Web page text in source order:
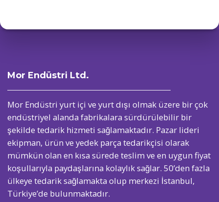
Mor Endüstri Ltd.
Mor Endüstri yurt içi ve yurt dışı olmak üzere bir çok
endüstriyel alanda fabrikalara sürdürülebilir bir
şekilde tedarik hizmeti sağlamaktadır. Pazar lideri
ekipman, ürün ve yedek parça tedarikçisi olarak
mümkün olan en kısa sürede teslim ve en uygun fiyat
koşullarıyla paydaşlarına kolaylık sağlar. 50’den fazla
ülkeye tedarik sağlamakta olup merkezi İstanbul,
Türkiye’de bulunmaktadır.